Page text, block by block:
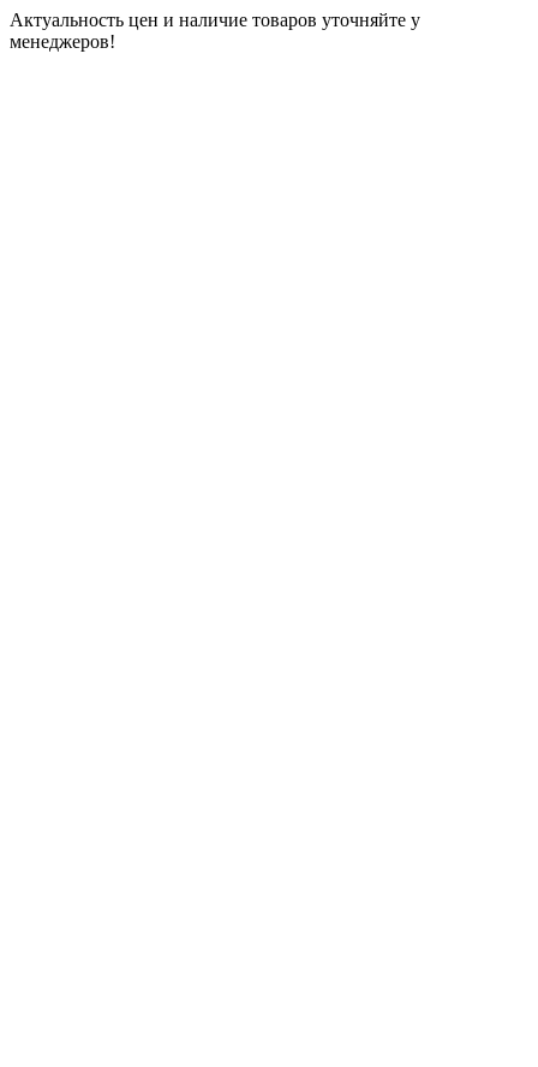
Актуальность цен и наличие товаров уточняйте у
менеджеров!